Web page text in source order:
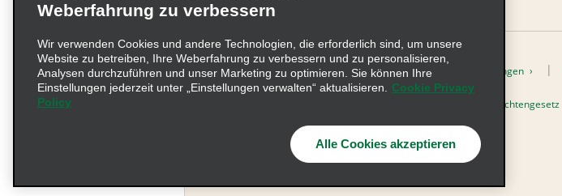
Unternehmensinformationen Nutzungsbedingungen
Beschwerdeverfahren nach dem Lieferkettensorgfaltspflichtengesetz
© 2026 Enterprise Holdings, Inc. Alle Rechte vorbehalten
Weberfahrung zu verbessern
Wir verwenden Cookies und andere Technologien, die erforderlich sind, um unsere
Website zu betreiben, Ihre Weberfahrung zu verbessern und zu personalisieren,
Analysen durchzuführen und unser Marketing zu optimieren. Sie können Ihre
Einstellungen jederzeit unter „Einstellungen verwalten“ aktualisieren.
Cookie Privacy
Policy
Alle Cookies akzeptieren